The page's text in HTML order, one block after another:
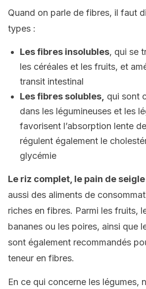
Quand on parle de fibres, il faut
types :
Les fibres insolubles, qui se
les céréales et les fruits, et
transit intestinal
Les fibres solubles, qui sont
dans les légumineuses et les
favorisent l’absorption lente
régulent également le
glycémie
Le riz complet, le pain de
aussi des aliments de
riches en fibres. Parmi les fruits,
bananes ou les poires, ainsi que
sont également recommandés
teneur en fibres.
En ce qui concerne les légumes,